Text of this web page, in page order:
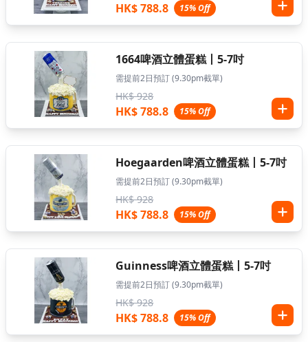
HK$ 788.8 15% Off
1664啤酒立體蛋糕丨5-7吋
需提前2日預訂 (9.30pm截單)
HK$ 928
HK$ 788.8 15% Off
Hoegaarden啤酒立體蛋糕丨5-7吋
需提前2日預訂 (9.30pm截單)
HK$ 928
HK$ 788.8 15% Off
Guinness啤酒立體蛋糕丨5-7吋
需提前2日預訂 (9.30pm截單)
HK$ 928
HK$ 788.8 15% Off